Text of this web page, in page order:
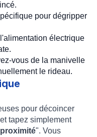
pour dégripper
électrique
vous de la manivelle
le rideau.
pour décoincer
tapez simplement
". Vous